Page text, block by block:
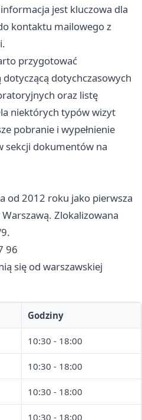
jest kluczowa dla
kontaktu mailowego z
przygotować
dotychczasowych
oraz listę
niektórych typów wizyt
pobranie i wypełnienie
sekcji dokumentów na
od 2012 roku jako pierwsza
Zlokalizowana
96
się od warszawskiej
Godziny
10:30 - 18:00
10:30 - 18:00
10:30 - 18:00
10:30 - 18:00